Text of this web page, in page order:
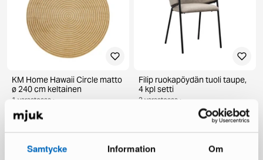
Samtycke Information Om
KM Home Hawaii Circle matto
ø 240 cm keltainen
1 varastossa ·
85 € 125 €
Filip ruokapöydän tuoli taupe,
4 kpl setti
2 varastossa ·